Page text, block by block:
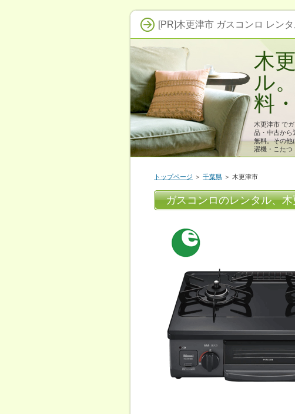
[PR]木更津市 ガスコンロ レン
木
ル
料
木更津市 で
品・中古から
無料。その他
濯機・こたつ
トップページ ＞ 千葉県 ＞ 木更津市
ガスコンロのレンタル、